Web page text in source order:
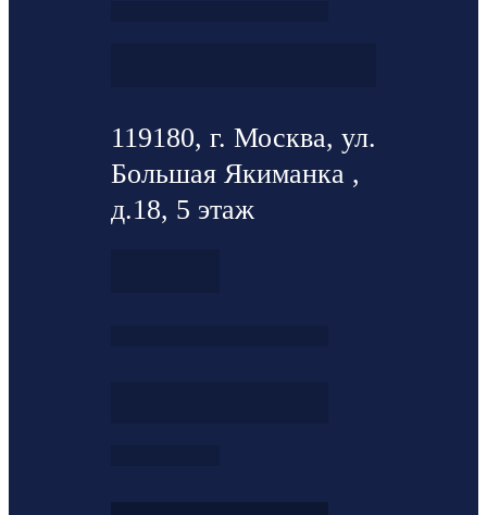
119180, г. Москва, ул.
Большая Якиманка ,
д.18, 5 этаж